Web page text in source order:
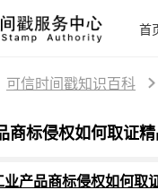
首
可信时间戳知识百科
商标侵权如何取证